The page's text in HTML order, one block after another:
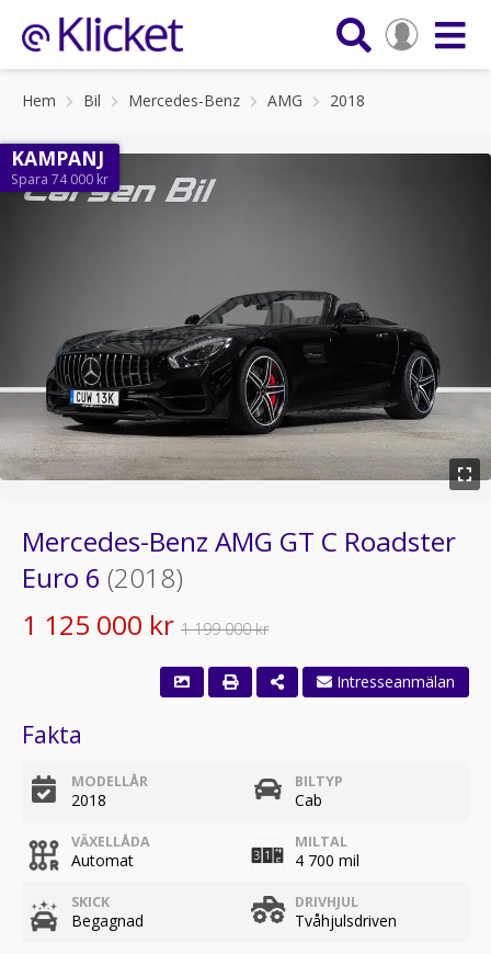
Hem Bil Mercedes-Benz AMG 2018
KAMPANJ
Spara 74 000 kr
Mercedes-Benz AMG GT C Roadster
Euro 6 (2018)
1 125 000 kr 1 199 000 kr
Intresseanmälan
Fakta
MODELLÅR
2018
BILTYP
Cab
VÄXELLÅDA
Automat
MILTAL
4 700 mil
SKICK
Begagnad
DRIVHJUL
Tvåhjulsdriven